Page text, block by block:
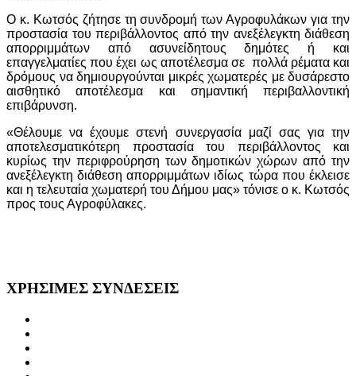
Ο κ. Κωτσός ζήτησε τη συνδρομή των Αγροφυλάκων για την
προστασία του περιβάλλοντος από την ανεξέλεγκτη διάθεση
απορριμμάτων από ασυνείδητους δημότες ή και
επαγγελματίες που έχει ως αποτέλεσμα σε πολλά ρέματα και
δρόμους να δημιουργούνται μικρές χωματερές με δυσάρεστο
αισθητικό αποτέλεσμα και σημαντική περιβαλλοντική
επιβάρυνση.
«Θέλουμε να έχουμε στενή συνεργασία μαζί σας για την
αποτελεσματικότερη προστασία του περιβάλλοντος και
κυρίως την περιφρούρηση των δημοτικών χώρων από την
ανεξέλεγκτη διάθεση απορριμμάτων ιδίως τώρα που έκλεισε
και η τελευταία χωματερή του Δήμου μας» τόνισε ο κ. Κωτσός
προς τους Αγροφύλακες.
ΧΡΗΣΙΜΕΣ ΣΥΝΔΕΣΕΙΣ